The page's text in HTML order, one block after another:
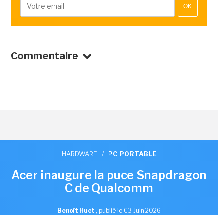
OK
Commentaire
HARDWARE / PC PORTABLE
Acer inaugure la puce Snapdragon
C de Qualcomm
Benoît Huet , publié le 03 Juin 2026